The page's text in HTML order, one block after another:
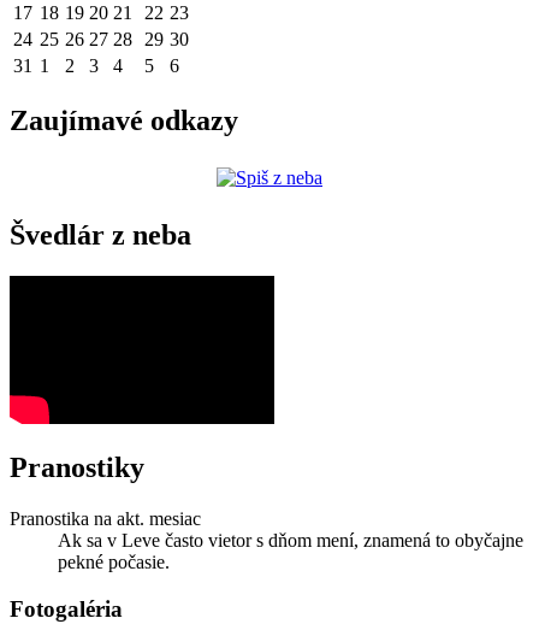
17 18 19 20 21 22 23
24 25 26 27 28 29 30
31 1 2 3 4 5 6
Zaujímavé odkazy
Švedlár z neba
Pranostiky
Pranostika na akt. mesiac
Ak sa v Leve často vietor s dňom mení, znamená to obyčajne
pekné počasie.
Fotogaléria